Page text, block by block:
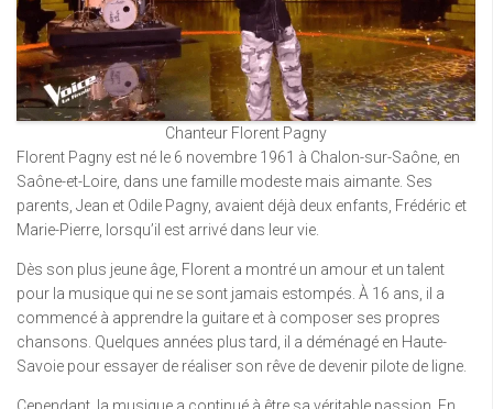
Chanteur Florent Pagny
Florent Pagny est né le 6 novembre 1961 à Chalon-sur-Saône, en
Saône-et-Loire, dans une famille modeste mais aimante. Ses
parents, Jean et Odile Pagny, avaient déjà deux enfants, Frédéric et
Marie-Pierre, lorsqu’il est arrivé dans leur vie.
Dès son plus jeune âge, Florent a montré un amour et un talent
pour la musique qui ne se sont jamais estompés. À 16 ans, il a
commencé à apprendre la guitare et à composer ses propres
chansons. Quelques années plus tard, il a déménagé en Haute-
Savoie pour essayer de réaliser son rêve de devenir pilote de ligne.